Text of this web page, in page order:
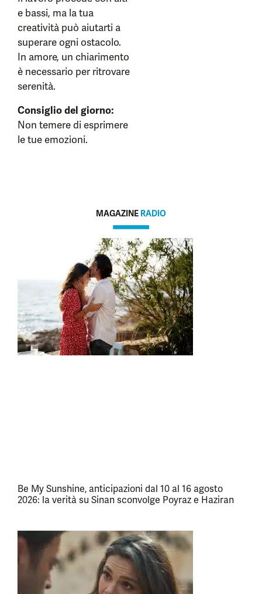
e bassi, ma la tua
creatività può aiutarti a
superare ogni ostacolo.
In amore, un chiarimento
è necessario per ritrovare
serenità.
Consiglio del giorno:
Non temere di esprimere
le tue emozioni.
MAGAZINE RADIO
Be My Sunshine, anticipazioni dal 10 al 16 agosto
2026: la verità su Sinan sconvolge Poyraz e Haziran